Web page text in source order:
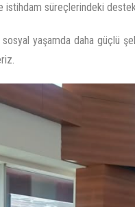
istihdam süreçlerindeki
sosyal yaşamda daha güçlü